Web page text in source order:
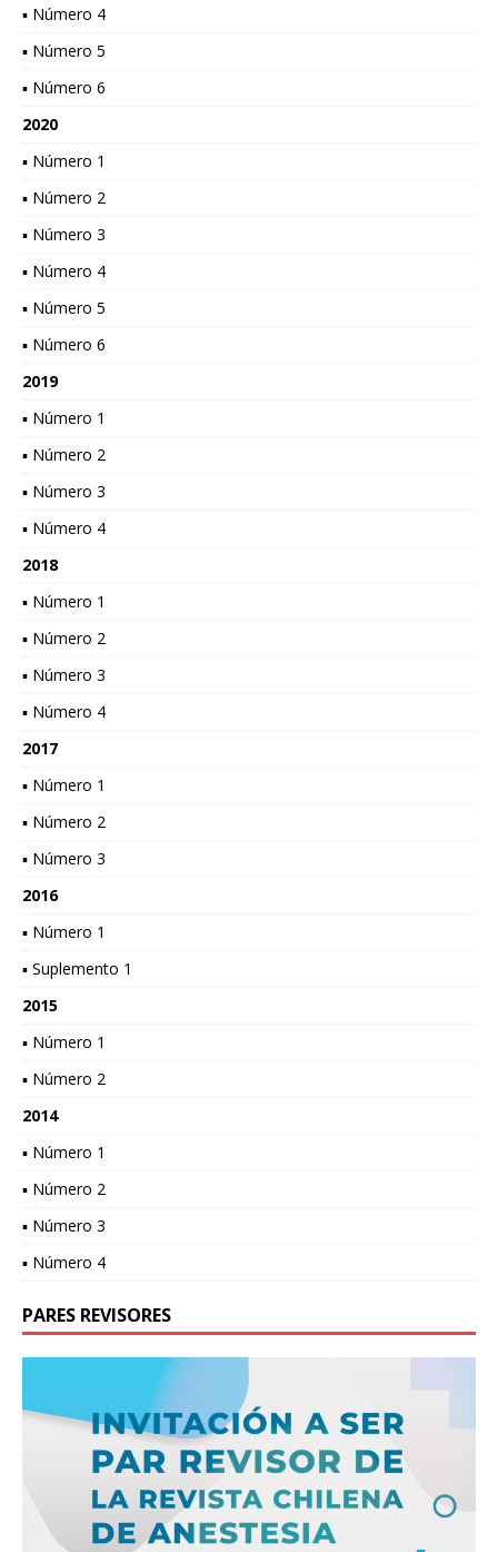
▪ Número 4
▪ Número 5
▪ Número 6
2020
▪ Número 1
▪ Número 2
▪ Número 3
▪ Número 4
▪ Número 5
▪ Número 6
2019
▪ Número 1
▪ Número 2
▪ Número 3
▪ Número 4
2018
▪ Número 1
▪ Número 2
▪ Número 3
▪ Número 4
2017
▪ Número 1
▪ Número 2
▪ Número 3
2016
▪ Número 1
▪ Suplemento 1
2015
▪ Número 1
▪ Número 2
2014
▪ Número 1
▪ Número 2
▪ Número 3
▪ Número 4
PARES REVISORES